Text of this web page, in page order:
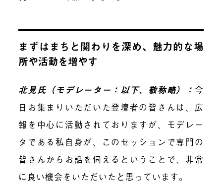
まずはまちと関わりを深め、魅力的な場
所や活動を増やす
北見氏（モデレーター：以下、敬称略）： 今
日お集まりいただいた登壇者の皆さんは、広
報を中心に活動されておりますが、モデレー
タである私自身が、このセッションで専門の
皆さんからお話を伺えるということで、非常
に良い機会をいただいたと思っています。